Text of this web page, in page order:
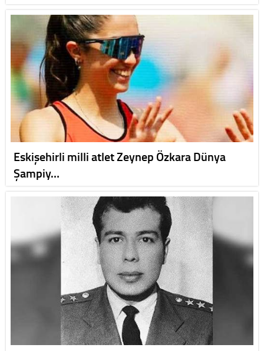
Eskişehirli milli atlet Zeynep Özkara Dünya
Şampiy…